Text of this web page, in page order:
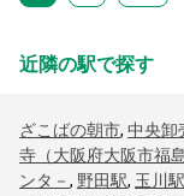
近隣の駅で探す
ざこばの朝市, 中央卸
寺（大阪府大阪市福島
ンタ－ , 野田駅, 玉川駅